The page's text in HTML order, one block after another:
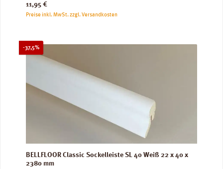
Regulärer Preis:
11,95 €
Preise inkl. MwSt. zzgl. Versandkosten
-37,5%Rabatt
BELLFLOOR Classic Sockelleiste SL 40 Weiß 22 x 40 x
2380 mm